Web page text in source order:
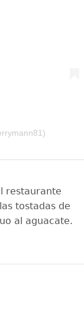
restaurante
tostadas de
al aguacate.